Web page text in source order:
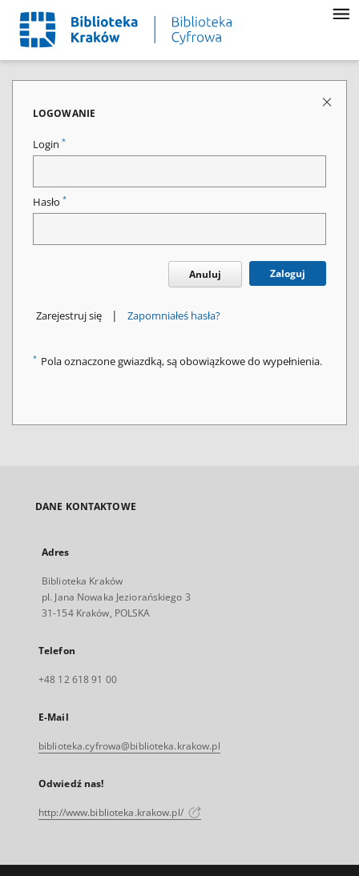
LOGOWANIE
Login *
Hasło *
Anuluj Zaloguj
Zarejestruj się | Zapomniałeś hasła?
* Pola oznaczone gwiazdką, są obowiązkowe do wypełnienia.
DANE KONTAKTOWE
Adres
Biblioteka Kraków
pl. Jana Nowaka Jeziorańskiego 3
31-154 Kraków, POLSKA
Telefon
+48 12 618 91 00
E-Mail
biblioteka.cyfrowa@biblioteka.krakow.pl
Odwiedź nas!
http://www.biblioteka.krakow.pl/